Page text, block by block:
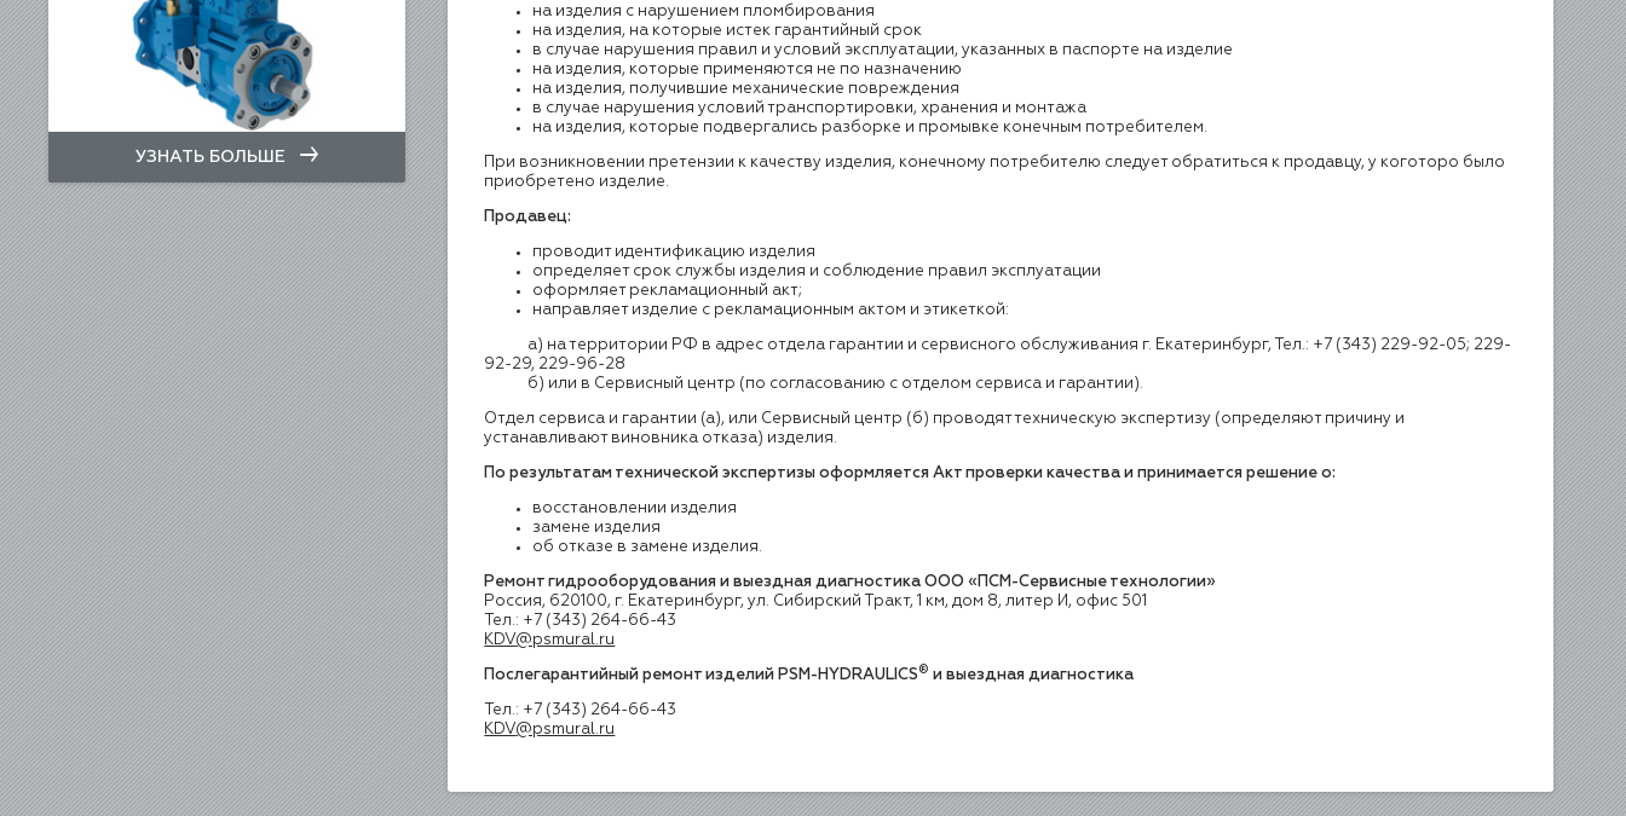
на изделия с нарушением пломбирования
на изделия, на которые истек гарантийный срок
в случае нарушения правил и условий эксплуатации, указанных в паспорте на изделие
на изделия, которые применяются не по назначению
на изделия, получившие механические повреждения
в случае нарушения условий транспортировки, хранения и монтажа
на изделия, которые подвергались разборке и промывке конечным потребителем.
При возникновении претензии к качеству изделия, конечному потребителю следует обратиться к продавцу, у коготоро было
приобретено изделие.
Продавец:
проводит идентификацию изделия
определяет срок службы изделия и соблюдение правил эксплуатации
оформляет рекламационный акт;
направляет изделие с рекламационным актом и этикеткой:
а) на территории РФ в адрес отдела гарантии и сервисного обслуживания г. Екатеринбург, Тел.: +7 (343) 229-92-05; 229-
92-29, 229-96-28
б) или в Сервисный центр (по согласованию с отделом сервиса и гарантии).
Отдел сервиса и гарантии (а), или Сервисный центр (б) проводят техническую экспертизу (определяют причину и
устанавливают виновника отказа) изделия.
По результатам технической экспертизы оформляется Акт проверки качества и принимается решение о:
восстановлении изделия
замене изделия
об отказе в замене изделия.
Ремонт гидрооборудования и выездная диагностикаООО «ПСМ-Сервисные технологии»
Россия, 620100, г. Екатеринбург, ул. Сибирский Тракт, 1 км, дом 8, литер И, офис 501
Тел.: +7 (343) 264-66-43
KDV@psmural.ru
Послегарантийный ремонт изделий PSM-HYDRAULICS ® и выездная диагностика
Тел.: +7 (343) 264-66-43
KDV@psmural.ru
УЗНАТЬ БОЛЬШЕ